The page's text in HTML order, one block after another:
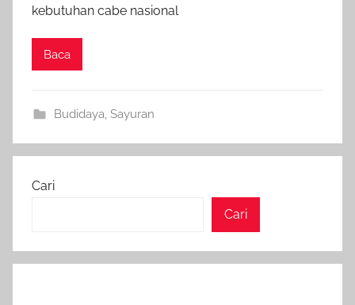
kebutuhan cabe nasional
Baca
Budidaya, Sayuran
Cari
Cari